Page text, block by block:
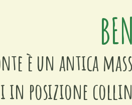
è un antica
in posizione